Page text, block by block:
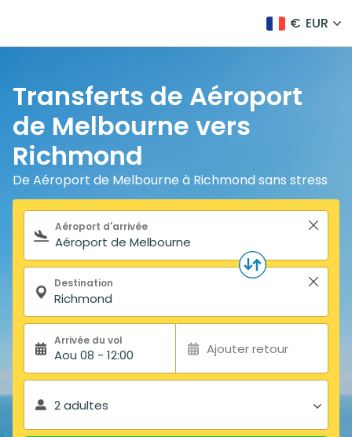
€ EUR
Transferts de Aéroport
de Melbourne vers
Richmond
De Aéroport de Melbourne à Richmond sans stress
Formulaire de recherche
Aéroport d'arrivée
Destination
Arrivée du vol
Aou 08 - 12:00 Ajouter retour
2 adultes